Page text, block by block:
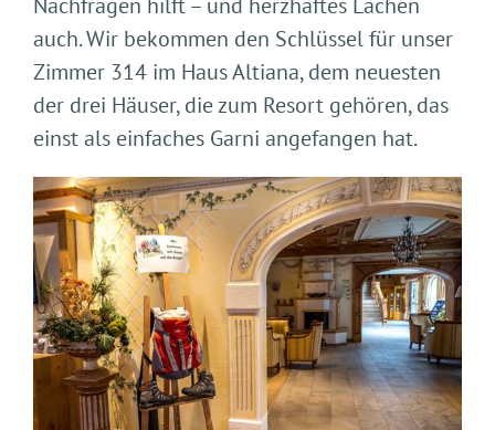
auch. Wir bekommen den Schlüssel für unser
Zimmer 314 im Haus Altiana, dem neuesten
der drei Häuser, die zum Resort gehören, das
einst als einfaches Garni angefangen hat.